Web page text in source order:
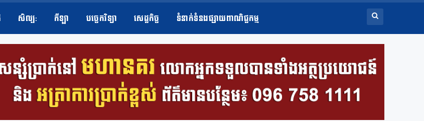
សិល្ប​: កីឡា បច្ចេកវិទ្យា សេដ្ឋកិច្ច ទំនាក់ទំនងផ្សាយពាណិជ្ជកម្ម